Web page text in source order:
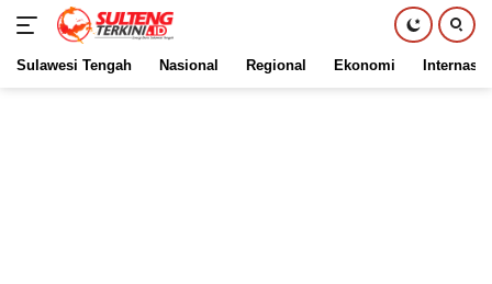
Sulawesi Tengah Nasional Regional Ekonomi